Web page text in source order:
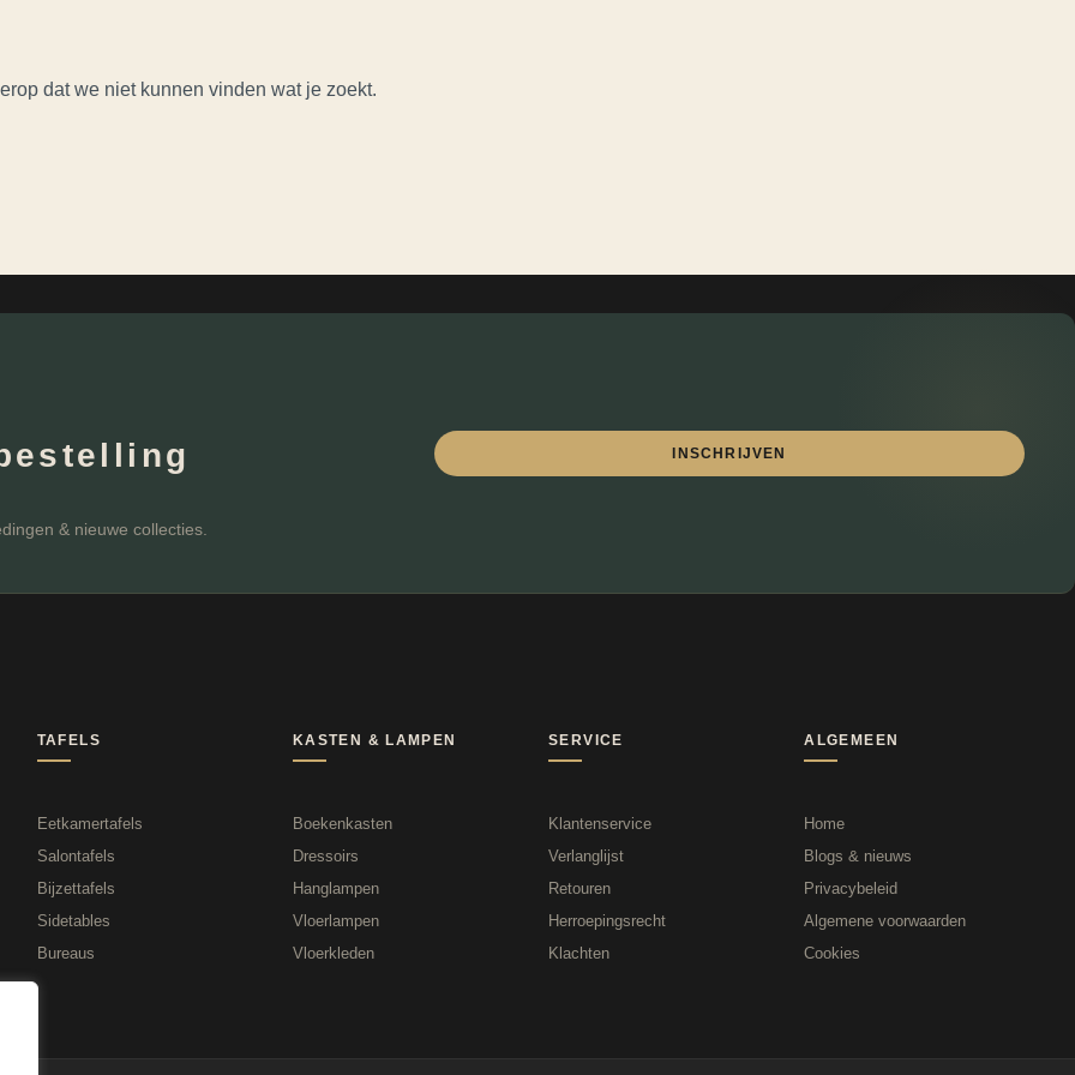
dat we niet kunnen vinden wat je zoekt.
& nieuwe collecties.
INSCHRIJVEN
TAFELS
Eetkamertafels
Salontafels
Bijzettafels
Sidetables
Bureaus
KASTEN & LAMPEN
Boekenkasten
Dressoirs
Hanglampen
Vloerlampen
Vloerkleden
SERVICE
Klantenservice
Verlanglijst
Retouren
Herroepingsrecht
Klachten
ALGEMEEN
Home
Blogs & nieuws
Privacybeleid
Algemene voorwaarden
Cookies
⎯ ✕